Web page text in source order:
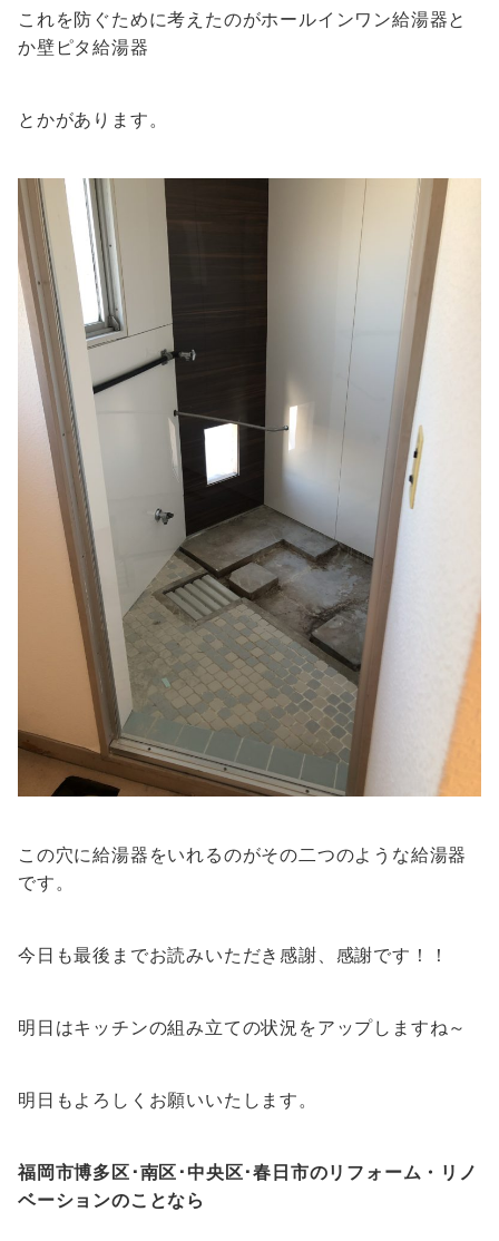
これを防ぐために考えたのがホールインワン給湯器と
か壁ピタ給湯器
とかがあります。
この穴に給湯器をいれるのがその二つのような給湯器
です。
今日も最後までお読みいただき感謝、感謝です！！
明日はキッチンの組み立ての状況をアップしますね～
明日もよろしくお願いいたします。
福岡市博多区･南区･中央区･春日市のリフォーム・リノ
ベーションのことなら